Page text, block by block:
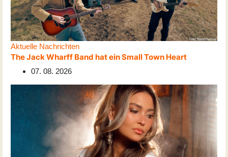
Aktuelle Nachrichten
The Jack Wharff Band hat ein Small Town Heart
07. 08. 2026